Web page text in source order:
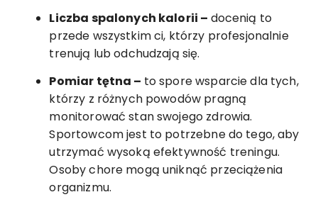
Liczba spalonych kalorii – docenią to
przede wszystkim ci, którzy profesjonalnie
trenują lub odchudzają się.
Pomiar tętna – to spore wsparcie dla tych,
którzy z różnych powodów pragną
monitorować stan swojego zdrowia.
Sportowcom jest to potrzebne do tego, aby
utrzymać wysoką efektywność treningu.
Osoby chore mogą uniknąć przeciążenia
organizmu.